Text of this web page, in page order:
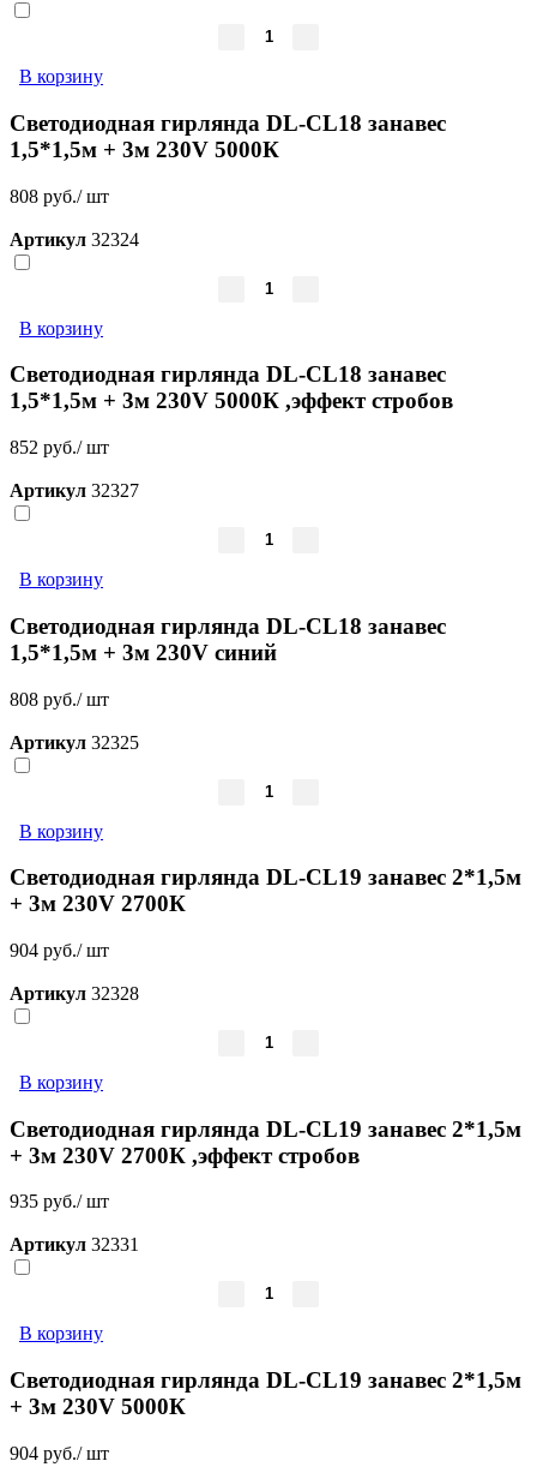
В корзину
Светодиодная гирлянда DL-CL18 занавес
1,5*1,5м + 3м 230V 5000К
808 руб./ шт
Артикул 32324
В корзину
Светодиодная гирлянда DL-CL18 занавес
1,5*1,5м + 3м 230V 5000К ,эффект стробов
852 руб./ шт
Артикул 32327
В корзину
Светодиодная гирлянда DL-CL18 занавес
1,5*1,5м + 3м 230V синий
808 руб./ шт
Артикул 32325
В корзину
Светодиодная гирлянда DL-CL19 занавес 2*1,5м
+ 3м 230V 2700К
904 руб./ шт
Артикул 32328
В корзину
Светодиодная гирлянда DL-CL19 занавес 2*1,5м
+ 3м 230V 2700К ,эффект стробов
935 руб./ шт
Артикул 32331
В корзину
Светодиодная гирлянда DL-CL19 занавес 2*1,5м
+ 3м 230V 5000К
904 руб./ шт